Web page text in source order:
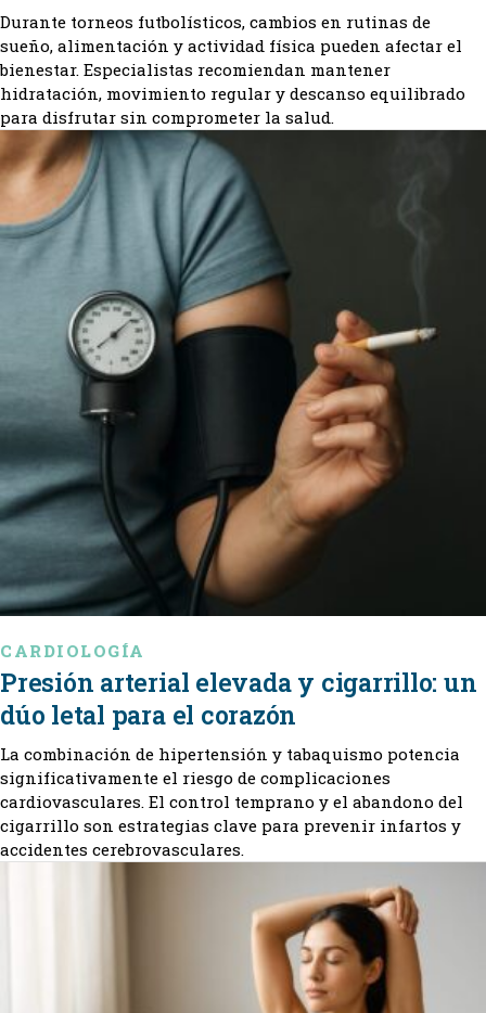
Durante torneos futbolísticos, cambios en rutinas de
sueño, alimentación y actividad física pueden afectar el
bienestar. Especialistas recomiendan mantener
hidratación, movimiento regular y descanso equilibrado
para disfrutar sin comprometer la salud.
CARDIOLOGÍA
Presión arterial elevada y cigarrillo: un
dúo letal para el corazón
La combinación de hipertensión y tabaquismo potencia
significativamente el riesgo de complicaciones
cardiovasculares. El control temprano y el abandono del
cigarrillo son estrategias clave para prevenir infartos y
accidentes cerebrovasculares.